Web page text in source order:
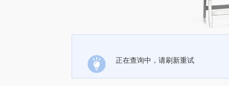
正在查询中，请刷新重试